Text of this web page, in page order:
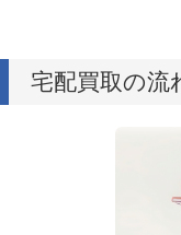
宅配買取の流